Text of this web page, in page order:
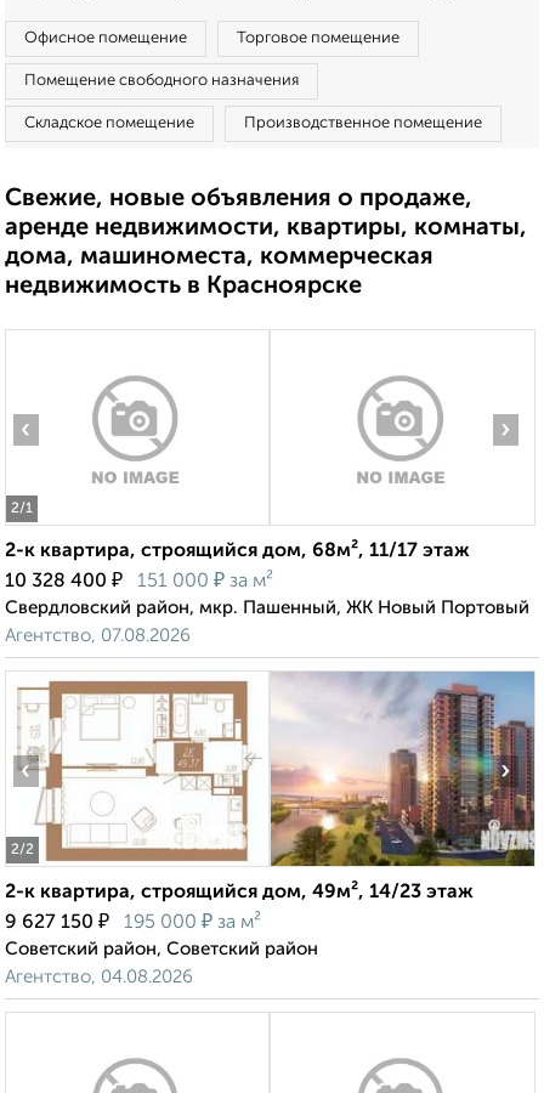
Офисное помещение Торговое помещение
Помещение свободного назначения
Складское помещение Производственное помещение
Свежие, новые объявления о продаже,
аренде недвижимости, квартиры, комнаты,
дома, машиноместа, коммерческая
недвижимость в Красноярске
2/1
‹ ›
2-к квартира, строящийся дом, 68м², 11/17 этаж
10 328 400 ₽ 151 000 ₽ за м²
Свердловский район, мкр. Пашенный, ЖК Новый Портовый
Агентство, 07.08.2026
2/2
‹ ›
2-к квартира, строящийся дом, 49м², 14/23 этаж
9 627 150 ₽ 195 000 ₽ за м²
Советский район, Советский район
Агентство, 04.08.2026